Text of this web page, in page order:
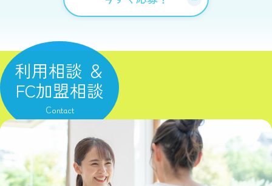
利用相談 ＆
FC加盟相談
Contact